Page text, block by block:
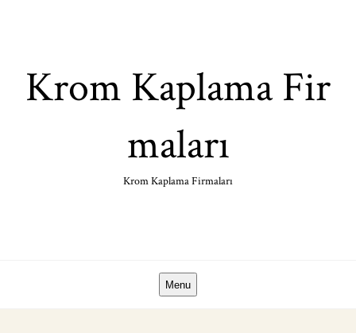
Krom Kaplama Fir
maları
Krom Kaplama Firmaları
Menu